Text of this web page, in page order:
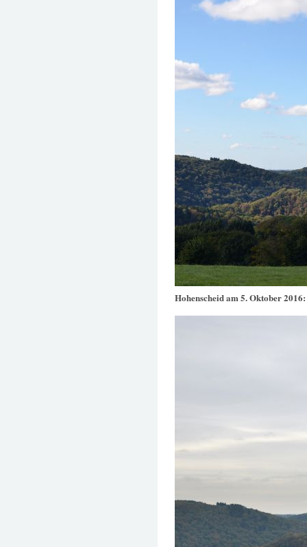
Hohenscheid am 5. Oktober 2016: